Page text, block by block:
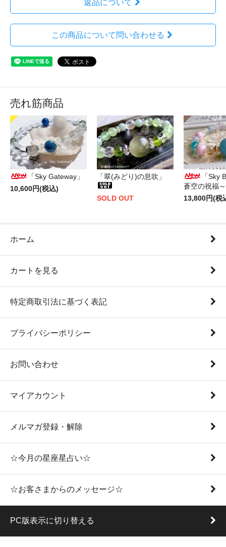
返品について
この商品について問い合わせる
売れ筋商品
「Sky Gateway」
10,600円(税込)
「翠(みどり)の息吹」
SOLD OUT
「Sky
蒼空の祝福
13,800円(税
ホーム
カートを見る
特定商取引法に基づく表記
プライバシーポリシー
お問い合わせ
マイアカウント
メルマガ登録・解除
☆今月の星座星占い☆
☆お客さまからのメッセージ☆
PC版表示に切り替える